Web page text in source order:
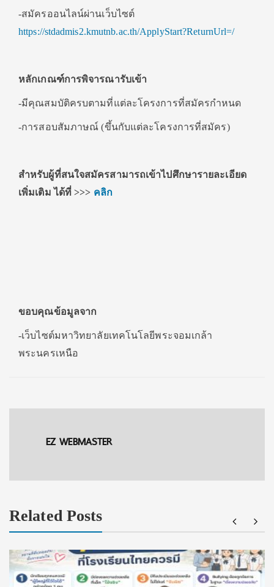
-สมัครออนไลน์ผ่านเว็บไซต์
https://stdadmis2.kmutnb.ac.th/ApplyStart?ReturnUrl=/
หลักเกณฑ์การพิจารณารับเข้า
-มีคุณสมบัติครบตามที่แต่ละโครงการที่สมัครกำหนด
-การสอบสัมภาษณ์ (ขึ้นกับแต่ละโครงการที่สมัคร)
สำหรับผู้ที่สนใจสมัครสามารถเข้าไปศึกษารายละเอียด
เพิ่มเติม ได้ที่ >>> คลิก
ขอบคุณข้อมูลจาก
-เว็บไซต์มหาวิทยาลัยเทคโนโลยีพระจอมเกล้า
พระนครเหนือ
EZ WEBMASTER
Related Posts